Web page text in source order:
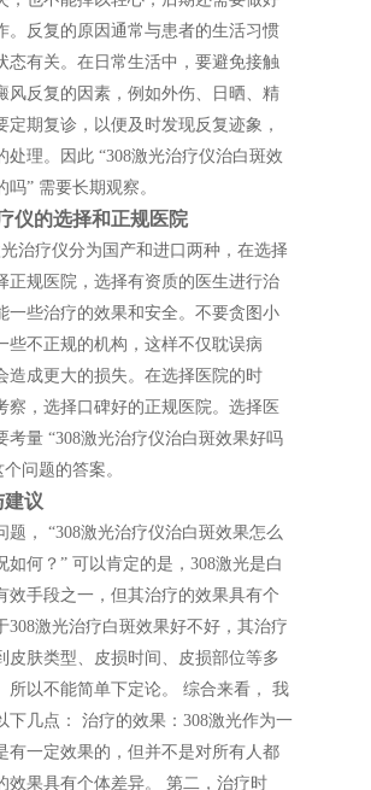
。反复的原因通常与患者的生活习惯
态有关。在日常生活中，要避免接触
风反复的因素，例如外伤、日晒、精
定期复诊，以便及时发现反复迹象，
处理。因此 “308激光治疗仪治白斑效
吗” 需要长期观察。
仪的选择和正规医院
治疗仪分为国产和进口两种，在选择
正规医院，选择有资质的医生进行治
一些治疗的效果和安全。不要贪图小
些不正规的机构，这样不仅耽误病
造成更大的损失。在选择医院的时
察，选择口碑好的正规医院。选择医
考量 “308激光治疗仪治白斑效果好吗
问题的答案。
议
题， “308激光治疗仪治白斑效果怎么
如何？” 可以肯定的是，308激光是白
效手段之一，但其治疗的效果具有个
308激光治疗白斑效果好不好，其治疗
皮肤类型、皮损时间、皮损部位等多
所以不能简单下定论。 综合来看， 我
下几点： 治疗的效果：308激光作为一
有一定效果的，但并不是对所有人都
效果具有个体差异。 第二，治疗时